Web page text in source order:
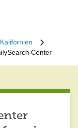
Kalifornien
Center